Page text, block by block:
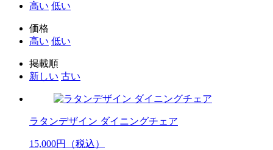
高い 低い
価格
高い 低い
掲載順
新しい 古い
ラタンデザイン ダイニングチェア
15,000円（税込）